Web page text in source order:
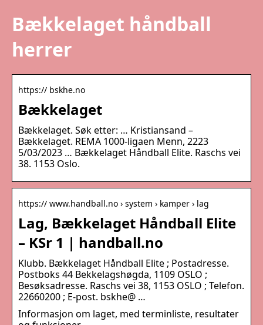
Bækkelaget håndball
herrer
https:// bskhe.no
Bækkelaget
Bækkelaget. Søk etter: … Kristiansand –
Bækkelaget. REMA 1000-ligaen Menn, 2223
5/03/2023 … Bækkelaget Håndball Elite. Raschs vei
38. 1153 Oslo.
https:// www.handball.no › system › kamper › lag
Lag, Bækkelaget Håndball Elite
– KSr 1 | handball.no
Klubb. Bækkelaget Håndball Elite ; Postadresse.
Postboks 44 Bekkelagshøgda, 1109 OSLO ;
Besøksadresse. Raschs vei 38, 1153 OSLO ; Telefon.
22660200 ; E-post. bskhe@ …
Informasjon om laget, med terminliste, resultater